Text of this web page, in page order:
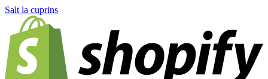
Salt la cuprins